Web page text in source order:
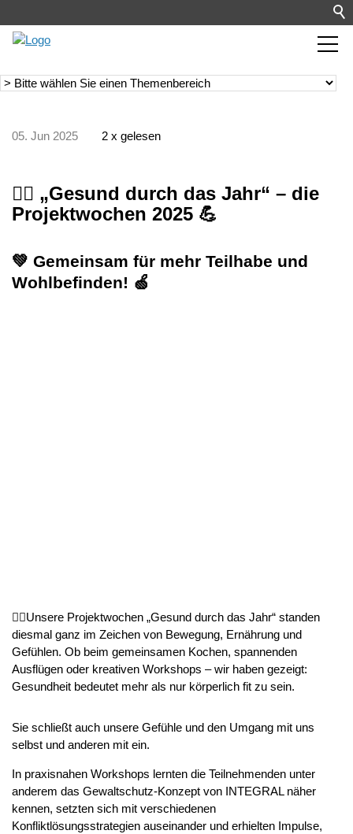
05. Jun 2025 2 x gelesen
🧘‍♀️ „Gesund durch das Jahr“ – die
Projektwochen 2025 💪
💚 Gemeinsam für mehr Teilhabe und
Wohlbefinden! 🍏
🤸‍♀️Unsere Projektwochen „Gesund durch das Jahr“ standen
diesmal ganz im Zeichen von Bewegung, Ernährung und
Gefühlen. Ob beim gemeinsamen Kochen, spannenden
Ausflügen oder kreativen Workshops – wir haben gezeigt:
Gesundheit bedeutet mehr als nur körperlich fit zu sein.
Sie schließt auch unsere Gefühle und den Umgang mit uns
selbst und anderen mit ein.
In praxisnahen Workshops lernten die Teilnehmenden unter
anderem das Gewaltschutz-Konzept von INTEGRAL näher
kennen, setzten sich mit verschiedenen
Konfliktlösungsstrategien auseinander und erhielten Impulse,